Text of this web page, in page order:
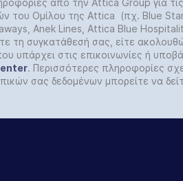
από την Attica Group για
του Ομίλου της Attica (πχ. Blue
Anek Lines, Attica Blue
τη συγκατάθεσή σας, είτε
υπάρχει στις επικοινωνίες ή
. Περισσότερες πληροφορίες
σας δεδομένων μπορείτε να